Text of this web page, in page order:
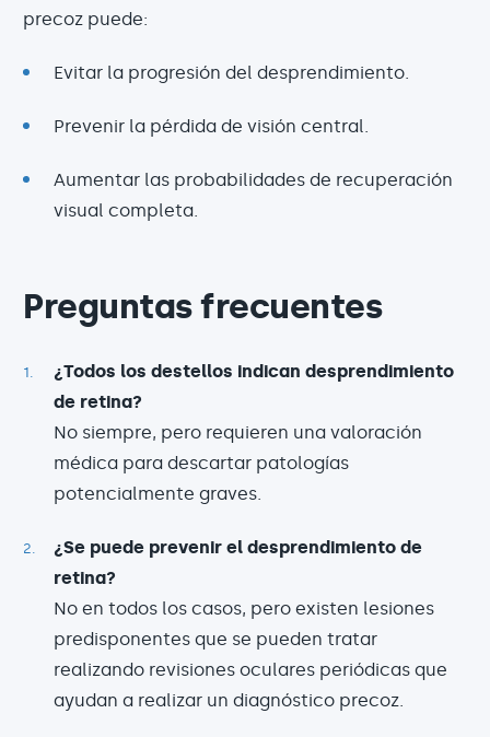
precoz puede:
Evitar la progresión del desprendimiento.
Prevenir la pérdida de visión central.
Aumentar las probabilidades de recuperación
visual completa.
Preguntas frecuentes
¿Todos los destellos indican desprendimiento
de retina?
No siempre, pero requieren una valoración
médica para descartar patologías
potencialmente graves.
¿Se puede prevenir el desprendimiento de
retina?
No en todos los casos, pero existen lesiones
predisponentes que se pueden tratar
realizando revisiones oculares periódicas que
ayudan a realizar un diagnóstico precoz.